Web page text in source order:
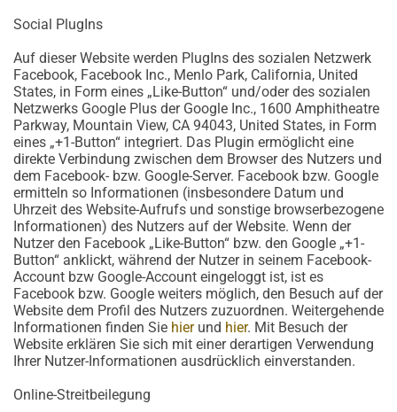
Social PlugIns
Auf dieser Website werden PlugIns des sozialen Netzwerk
Facebook, Facebook Inc., Menlo Park, California, United
States, in Form eines „Like-Button“ und/oder des sozialen
Netzwerks Google Plus der Google Inc., 1600 Amphitheatre
Parkway, Mountain View, CA 94043, United States, in Form
eines „+1-Button“ integriert. Das Plugin ermöglicht eine
direkte Verbindung zwischen dem Browser des Nutzers und
dem Facebook- bzw. Google-Server. Facebook bzw. Google
ermitteln so Informationen (insbesondere Datum und
Uhrzeit des Website-Aufrufs und sonstige browserbezogene
Informationen) des Nutzers auf der Website. Wenn der
Nutzer den Facebook „Like-Button“ bzw. den Google „+1-
Button“ anklickt, während der Nutzer in seinem Facebook-
Account bzw Google-Account eingeloggt ist, ist es
Facebook bzw. Google weiters möglich, den Besuch auf der
Website dem Profil des Nutzers zuzuordnen. Weitergehende
Informationen finden Sie hierund hier. Mit Besuch der
Website erklären Sie sich mit einer derartigen Verwendung
Ihrer Nutzer-Informationen ausdrücklich einverstanden.
Online-Streitbeilegung